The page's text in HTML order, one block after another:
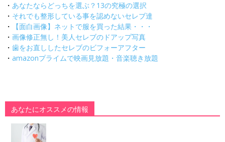
・ あなたならどっちを選ぶ？13の究極の選択
・ それでも整形している事を認めないセレブ達
・
【面白画像】ネットで服を買った結果・・・
・ 画像修正無し！美人セレブのドアップ写真
・ 歯をお直ししたセレブのビフォーアフター
・ amazonプライムで映画見放題・音楽聴き放題
あなたにオススメの情報